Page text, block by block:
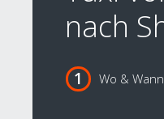
nach
Wo & Wann